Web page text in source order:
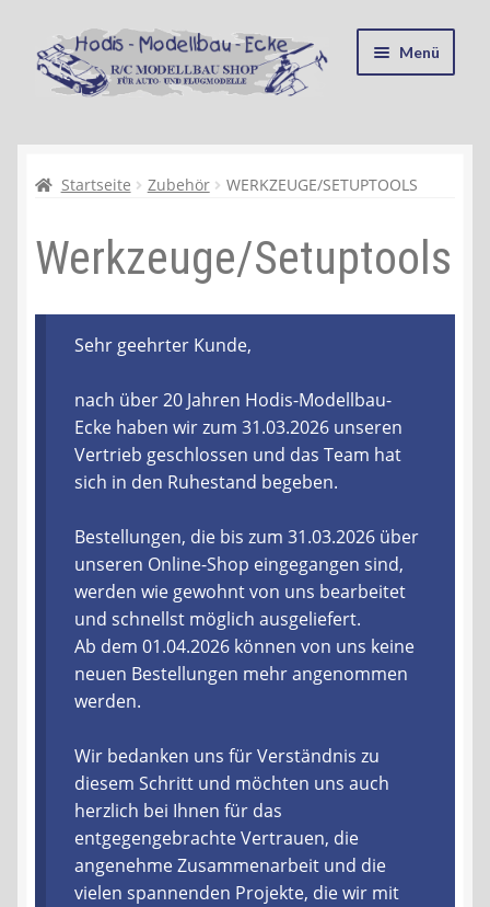
Zur
Navigation
springen
Zum
Inhalt
springen
Menü
Kasse
Mein Konto
Shop
Warenkorb
Ablauf einer Bestellung
Liefer- und Versandkosten
Zahlungsarten
Lieferzeit & Verfügbarkeit
Gutschein
Batterien- und Akku Verordnung
Elektro- und Elektronikgeräte Verordnung
Öle- und Schmierstoff Verordnung
Startseite Zubehör WERKZEUGE/SETUPTOOLS
Werkzeuge/Setuptools
Sehr geehrter Kunde,
nach über 20 Jahren Hodis-Modellbau-
Ecke haben wir zum 31.03.2026 unseren
Vertrieb geschlossen und das Team hat
sich in den Ruhestand begeben.
Bestellungen, die bis zum 31.03.2026 über
unseren Online-Shop eingegangen sind,
werden wie gewohnt von uns bearbeitet
und schnellst möglich ausgeliefert.
Ab dem 01.04.2026 können von uns keine
neuen Bestellungen mehr angenommen
werden.
Wir bedanken uns für Verständnis zu
diesem Schritt und möchten uns auch
herzlich bei Ihnen für das
entgegengebrachte Vertrauen, die
angenehme Zusammenarbeit und die
vielen spannenden Projekte, die wir mit